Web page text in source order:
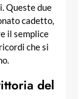
Queste due
cadetto,
il semplice
che si
del